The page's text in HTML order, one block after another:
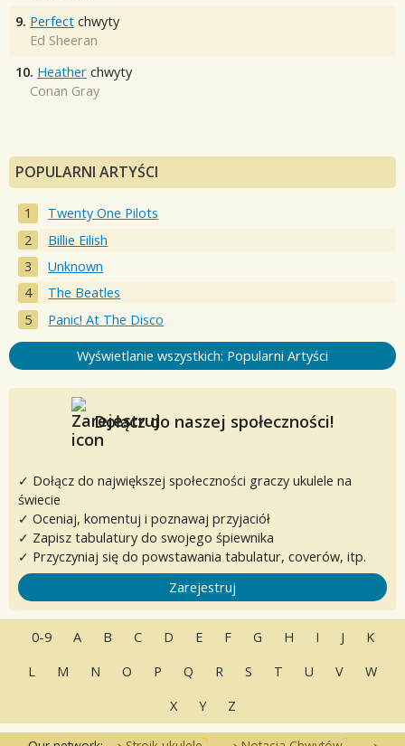
9. Perfect chwyty
Ed Sheeran
10. Heather chwyty
Conan Gray
POPULARNI ARTYŚCI
Twenty One Pilots
Billie Eilish
Unknown
The Beatles
Panic! At The Disco
Wyświetlanie wszystkich: Popularni Artyści
Dołącz do naszej społeczności!
✓ Dołącz do największej społeczności graczy ukulele na
świecie
✓ Oceniaj, komentuj i poznawaj przyjaciół
✓ Zapisz tabulatury do swojego śpiewnika
✓ Przyczyniaj się do powstawania tabulatur, coverów, itp.
Zarejestruj
0-9 A B C D E F G H I J
K
L
M N O P Q R S T U V
W
X
Y Z